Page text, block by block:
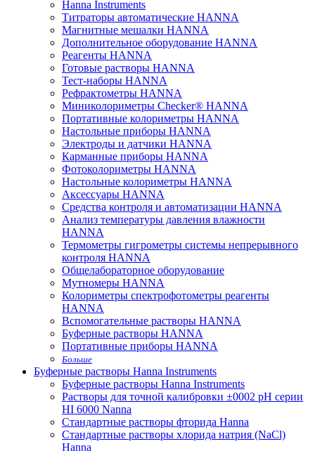
Hanna Instruments
Титраторы автоматические HANNA
Магнитные мешалки HANNA
Дополнительное оборудование HANNA
Реагенты HANNA
Готовые растворы HANNA
Тест-наборы HANNA
Рефрактометры HANNA
Миниколориметры Checker® HANNA
Портативные колориметры HANNA
Настольные приборы HANNA
Электроды и датчики HANNA
Карманные приборы HANNA
Фотоколориметры HANNA
Настольные колориметры HANNA
Аксессуары HANNA
Средства контроля и автоматизации HANNA
Анализ температуры давления влажности
HANNA
Термометры гигрометры системы непрерывного
контроля HANNA
Общелабораторное оборудование
Мутномеры HANNA
Колориметры спектрофотометры реагенты
HANNA
Вспомогательные растворы HANNA
Буферные растворы HANNA
Портативные приборы HANNA
Больше
Буферные растворы Hanna Instruments
Буферные растворы Hanna Instruments
Растворы для точной калибровки ±0002 pH серии
HI 6000 Nanna
Стандартные растворы фторида Hanna
Стандартные растворы хлорида натрия (NaCl)
Hanna